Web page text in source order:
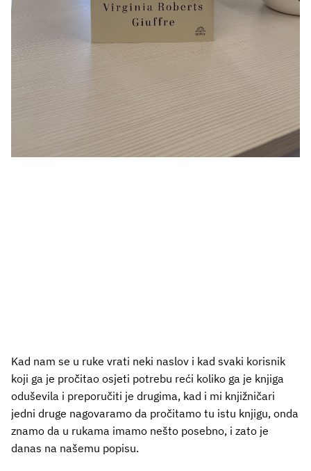
Kad nam se u ruke vrati neki naslov i kad svaki korisnik
koji ga je pročitao osjeti potrebu reći koliko ga je knjiga
oduševila i preporučiti je drugima, kad i mi knjižničari
jedni druge nagovaramo da pročitamo tu istu knjigu, onda
znamo da u rukama imamo nešto posebno, i zato je
danas na našemu popisu.